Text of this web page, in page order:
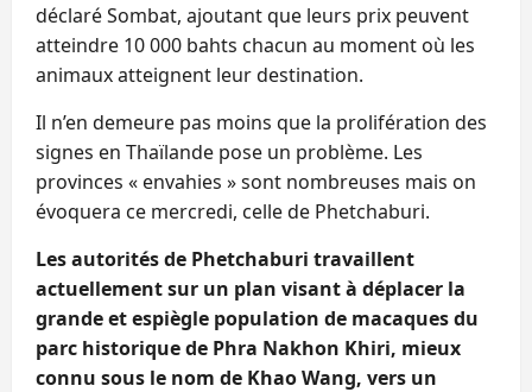
déclaré Sombat, ajoutant que leurs prix peuvent
atteindre 10 000 bahts chacun au moment où les
animaux atteignent leur destination.
Il n’en demeure pas moins que la prolifération des
signes en Thaïlande pose un problème. Les
provinces « envahies » sont nombreuses mais on
évoquera ce mercredi, celle de Phetchaburi.
Les autorités de Phetchaburi travaillent
actuellement sur un plan visant à déplacer la
grande et espiègle population de macaques du
parc historique de Phra Nakhon Khiri, mieux
connu sous le nom de Khao Wang, vers un